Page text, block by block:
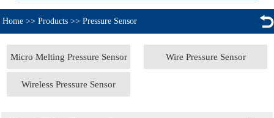
Home >> Products >> Pressure Sensor
Micro Melting Pressure Sensor Wire Pressure Sensor
Wireless Pressure Sensor